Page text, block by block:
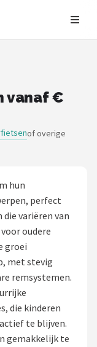
vanaf €
of overige
hun
perfect
variëren van
oudere
groei
met stevig
remsystemen.
die kinderen
te blijven.
gemakkelijk te